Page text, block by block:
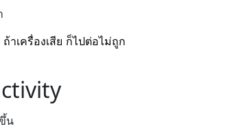
าเครื่องเสีย ก็ไปต่อไม่ถูก
น